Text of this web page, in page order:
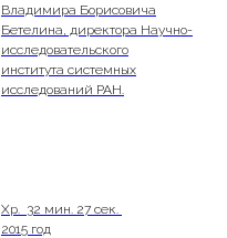
Владимира Борисовича
Бетелина, директора Научно-
исследовательского
института системных
исследований РАН.
Хр. 32 мин. 27 сек.
2015 год